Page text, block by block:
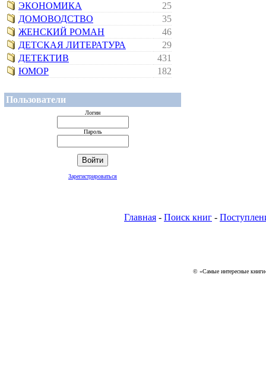
ЭКОНОМИКА
25
ДОМОВОДСТВО
35
ЖЕНСКИЙ РОМАН
46
ДЕТСКАЯ ЛИТЕРАТУРА
29
ДЕТЕКТИВ
431
ЮМОР
182
Пользователи
Логин
Пароль
Зарегистрироваться
Главная - Поиск книг -
© «Самые интересные